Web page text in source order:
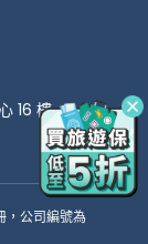
16 樓
公司編號為